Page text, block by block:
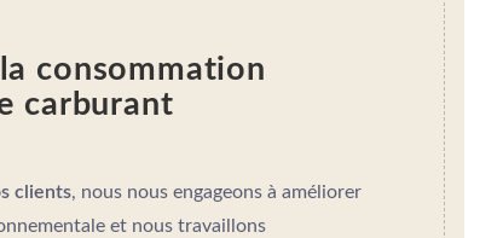
consommation
carburant
clients, nous nous engageons à améliorer
et nous travaillons